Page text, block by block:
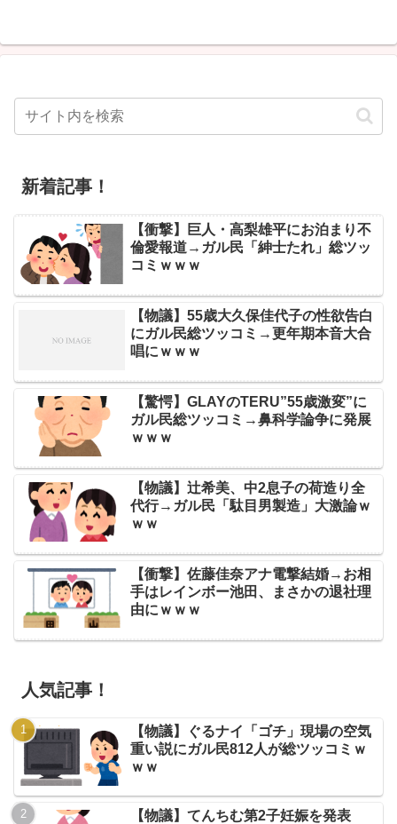
新着記事！
【衝撃】巨人・高梨雄平にお泊まり不
倫愛報道→ガル民「紳士たれ」総ツッ
コミｗｗｗ
【物議】55歳大久保佳代子の性欲告白
にガル民総ツッコミ→更年期本音大合
唱にｗｗｗ
【驚愕】GLAYのTERU”55歳激変”に
ガル民総ツッコミ→鼻科学論争に発展
ｗｗｗ
【物議】辻希美、中2息子の荷造り全
代行→ガル民「駄目男製造」大激論ｗ
ｗｗ
【衝撃】佐藤佳奈アナ電撃結婚→お相
手はレインボー池田、まさかの退社理
由にｗｗｗ
人気記事！
【物議】ぐるナイ「ゴチ」現場の空気
重い説にガル民812人が総ツッコミｗ
ｗｗ
【物議】てんちむ第2子妊娠を発表